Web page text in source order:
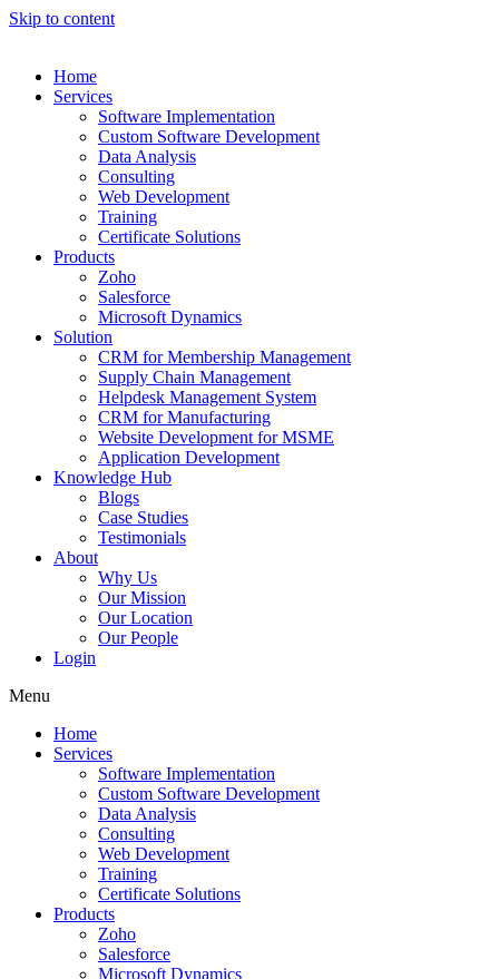
Skip to content
Home
Services
Software Implementation
Custom Software Development
Data Analysis
Consulting
Web Development
Training
Certificate Solutions
Products
Zoho
Salesforce
Microsoft Dynamics
Solution
CRM for Membership Management
Supply Chain Management
Helpdesk Management System
CRM for Manufacturing
Website Development for MSME
Application Development
Knowledge Hub
Blogs
Case Studies
Testimonials
About
Why Us
Our Mission
Our Location
Our People
Login
Menu
Home
Services
Software Implementation
Custom Software Development
Data Analysis
Consulting
Web Development
Training
Certificate Solutions
Products
Zoho
Salesforce
Microsoft Dynamics